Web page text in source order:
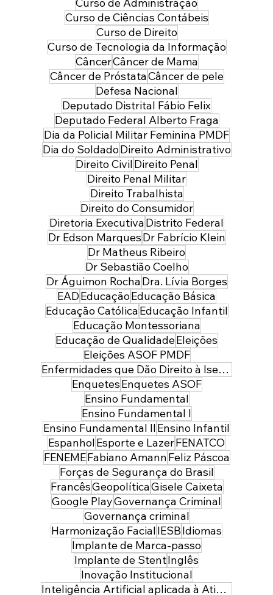
Curso de Administração
Curso de Ciências Contábeis
Curso de Direito
Curso de Tecnologia da Informação
CâncerCâncer de Mama
Câncer de PróstataCâncer de pele
Defesa Nacional
Deputado Distrital Fábio Felix
Deputado Federal Alberto Fraga
Dia da Policial Militar Feminina PMDF
Dia do SoldadoDireito Administrativo
Direito CivilDireito Penal
Direito Penal Militar
Direito Trabalhista
Direito do Consumidor
Diretoria ExecutivaDistrito Federal
Dr Edson MarquesDr Fabrício Klein
Dr Matheus Ribeiro
Dr Sebastião Coelho
Dr Águimon RochaDra. Lívia Borges
EADEducaçãoEducação Básica
Educação CatólicaEducação Infantil
Educação Montessoriana
Educação de QualidadeEleições
Eleições ASOF PMDF
Enfermidades que Dão Direito à Isenção de Imposto de Renda
EnquetesEnquetes ASOF
Ensino Fundamental
Ensino Fundamental I
Ensino Fundamental IIEnsino Infantil
EspanholEsporte e LazerFENATCO
FENEMEFabiano AmannFeliz Páscoa
Forças de Segurança do Brasil
FrancêsGeopolíticaGisele Caixeta
Google PlayGovernança Criminal
Governança criminal
Harmonização FacialIESBIdiomas
Implante de Marca-passo
Implante de StentInglês
Inovação Institucional
Inteligência Artificial aplicada à Atividade Policial